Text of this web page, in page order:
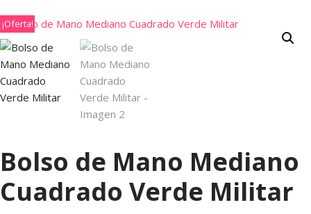
¡Oferta!
Bolso de Mano Mediano
Cuadrado Verde Militar